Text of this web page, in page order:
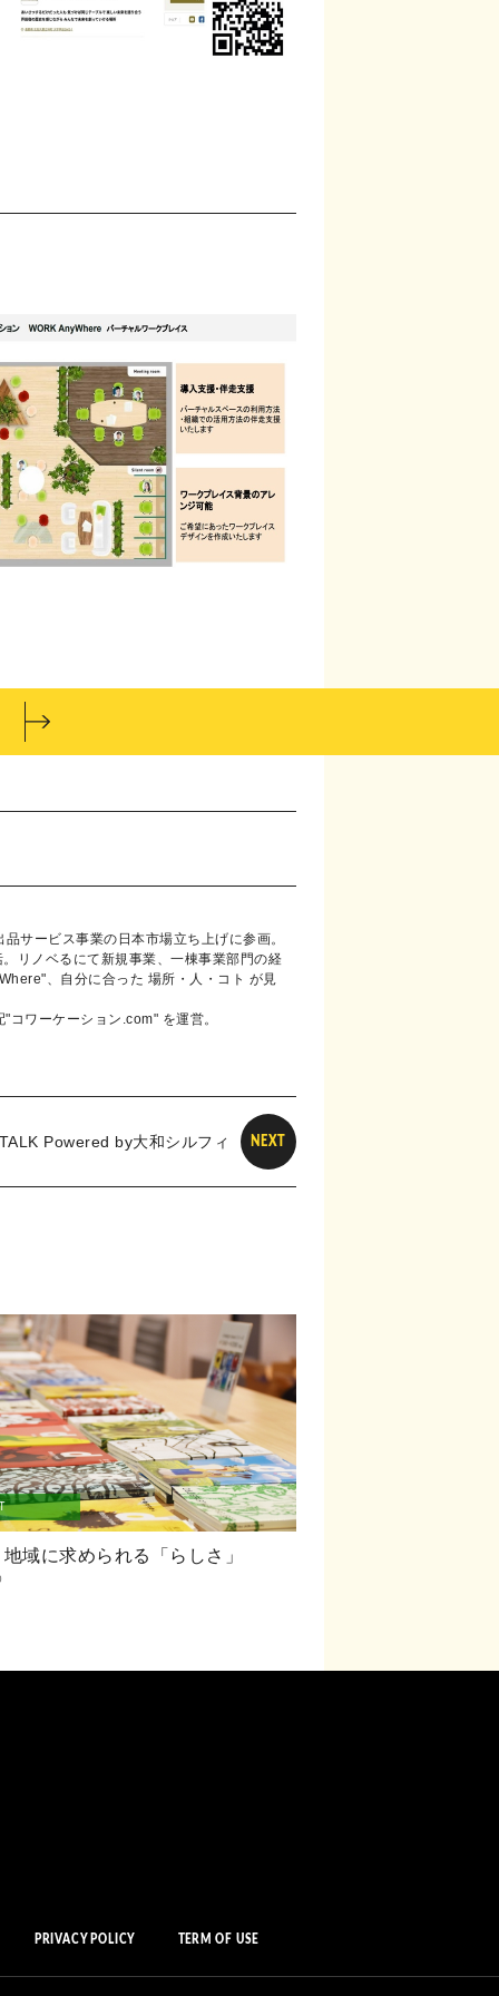
サービス事業の日本市場立ち上げに参画。
リノベるにて新規事業、一棟事業部門の経
、自分に合った 場所・人・コト が見
ワーケーション.com" を運営。
NEXT
Powered by大和シルフィ
域に求められる「らしさ」
PRIVACY POLICY TERM OF USE